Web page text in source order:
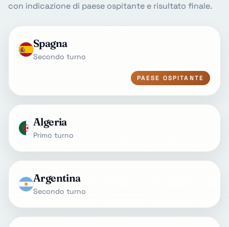
con indicazione di paese ospitante e risultato finale.
Spagna
Secondo turno
PAESE OSPITANTE
Algeria
Primo turno
Argentina
Secondo turno